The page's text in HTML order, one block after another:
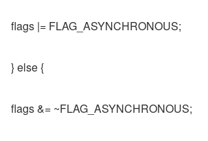
flags |= FLAG_ASYNCHRONOUS;
} else {
flags &= ~FLAG_ASYNCHRONOUS;